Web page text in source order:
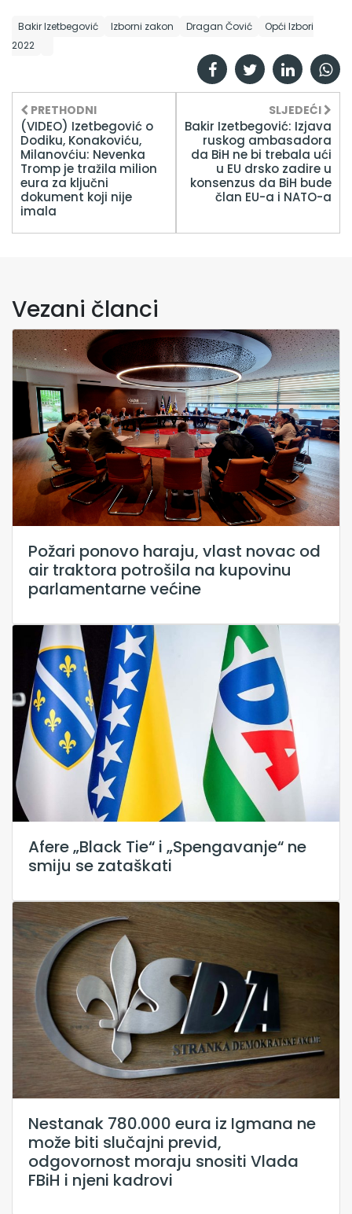
Bakir Izetbegović Izborni zakon Dragan Čović
Opći Izbori
2022
PRETHODNI
(VIDEO) Izetbegović o
Dodiku, Konakoviću,
Milanovćiu: Nevenka
Tromp je tražila milion
eura za ključni
dokument koji nije
imala
SLJEDEĆI
Bakir Izetbegović: Izjava
ruskog ambasadora
da BiH ne bi trebala ući
u EU drsko zadire u
konsenzus da BiH bude
član EU-a i NATO-a
Vezani članci
Požari ponovo haraju, vlast novac od
air traktora potrošila na kupovinu
parlamentarne većine
Afere „Black Tie“ i „Spengavanje“ ne
smiju se zataškati
Nestanak 780.000 eura iz Igmana ne
može biti slučajni previd,
odgovornost moraju snositi Vlada
FBiH i njeni kadrovi